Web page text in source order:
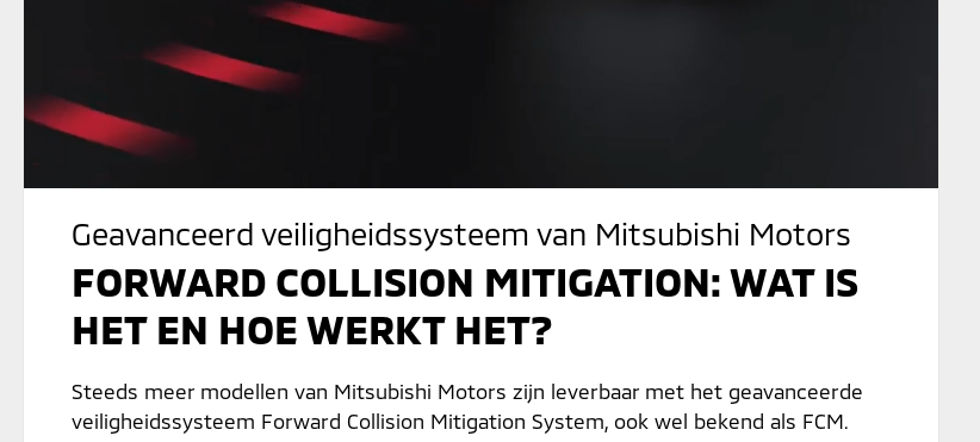
Geavanceerd veiligheidssysteem van Mitsubishi Motors
FORWARD COLLISION MITIGATION: WAT IS
HET EN HOE WERKT HET?
Steeds meer modellen van Mitsubishi Motors zijn leverbaar met het geavanceerde
veiligheidssysteem Forward Collision Mitigation System, ook wel bekend als FCM.